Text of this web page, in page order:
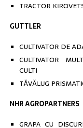
TRACTOR
GUTTLER
CULTIVATOR DE
CULTIVATOR
CULTI
TĂVĂLUG
NHR AGROPARTNERS
GRAPA CU